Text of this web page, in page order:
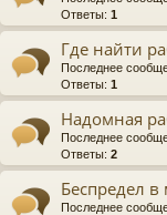
Ответы: 1
Где найти
Последнее
Ответы: 1
Надомная
Последнее
Ответы: 2
Беспредел в
Последнее